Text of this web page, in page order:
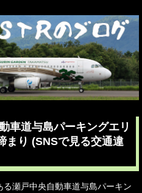
車道与島パーキングエリ
まり (SNSで見る交通違
瀬戸中央自動車道与島パーキン